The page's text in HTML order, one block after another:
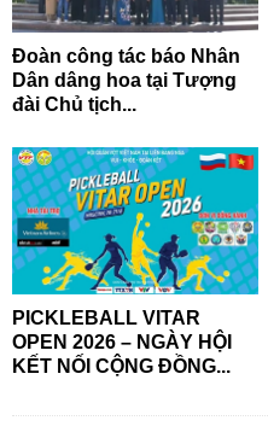
Đoàn công tác báo Nhân
Dân dâng hoa tại Tượng
đài Chủ tịch...
PICKLEBALL VITAR
OPEN 2026 – NGÀY HỘI
KẾT NỐI CỘNG ĐỒNG...